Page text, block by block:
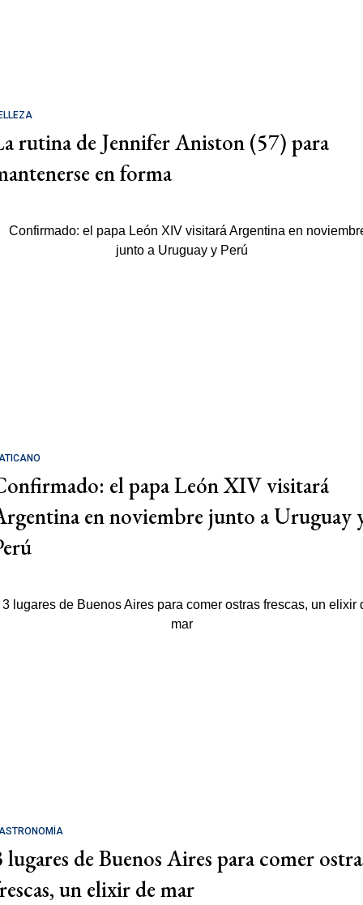
rutina de Jennifer Aniston (57) para
en forma
el papa León XIV visitará
en noviembre junto a Uruguay
lugares de Buenos Aires para comer
un elixir de mar